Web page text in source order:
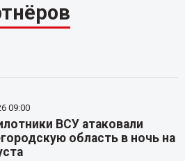
09:00
ВСУ атаковали
область в ночь на